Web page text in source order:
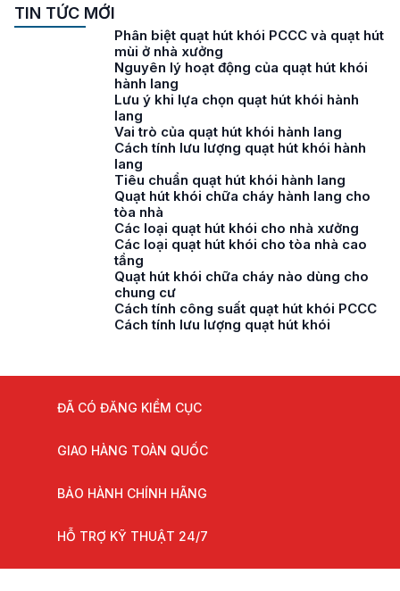
TIN TỨC MỚI
Phân biệt quạt hút khói PCCC và quạt hút
mùi ở nhà xưởng
Nguyên lý hoạt động của quạt hút khói
hành lang
Lưu ý khi lựa chọn quạt hút khói hành
lang
Vai trò của quạt hút khói hành lang
Cách tính lưu lượng quạt hút khói hành
lang
Tiêu chuẩn quạt hút khói hành lang
Quạt hút khói chữa cháy hành lang cho
tòa nhà
Các loại quạt hút khói cho nhà xưởng
Các loại quạt hút khói cho tòa nhà cao
tầng
Quạt hút khói chữa cháy nào dùng cho
chung cư
Cách tính công suất quạt hút khói PCCC
Cách tính lưu lượng quạt hút khói
ĐÃ CÓ ĐĂNG KIỂM CỤC
GIAO HÀNG TOÀN QUỐC
BẢO HÀNH CHÍNH HÃNG
HỖ TRỢ KỸ THUẬT 24/7